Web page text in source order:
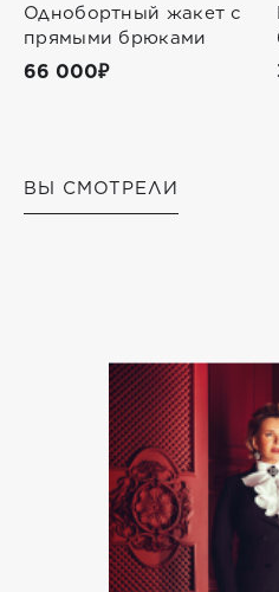
Однобортный жакет с
прямыми брюками
66 000₽
ВЫ СМОТРЕЛИ